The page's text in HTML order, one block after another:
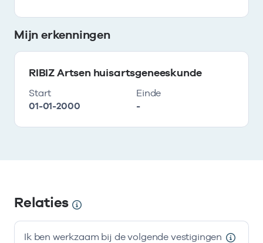
Mijn erkenningen
RIBIZ Artsen huisartsgeneeskunde
Start
01-01-2000
Einde
-
Relaties
Ik ben werkzaam bij de volgende vestigingen